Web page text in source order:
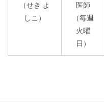
（せき よ
しこ）
医師
（毎週
火曜
日）